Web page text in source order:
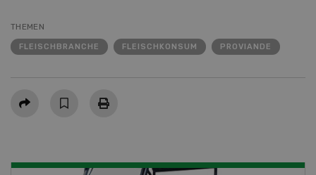
THEMEN
FLEISCHBRANCHE FLEISCHKONSUM PROVIANDE
Teilen